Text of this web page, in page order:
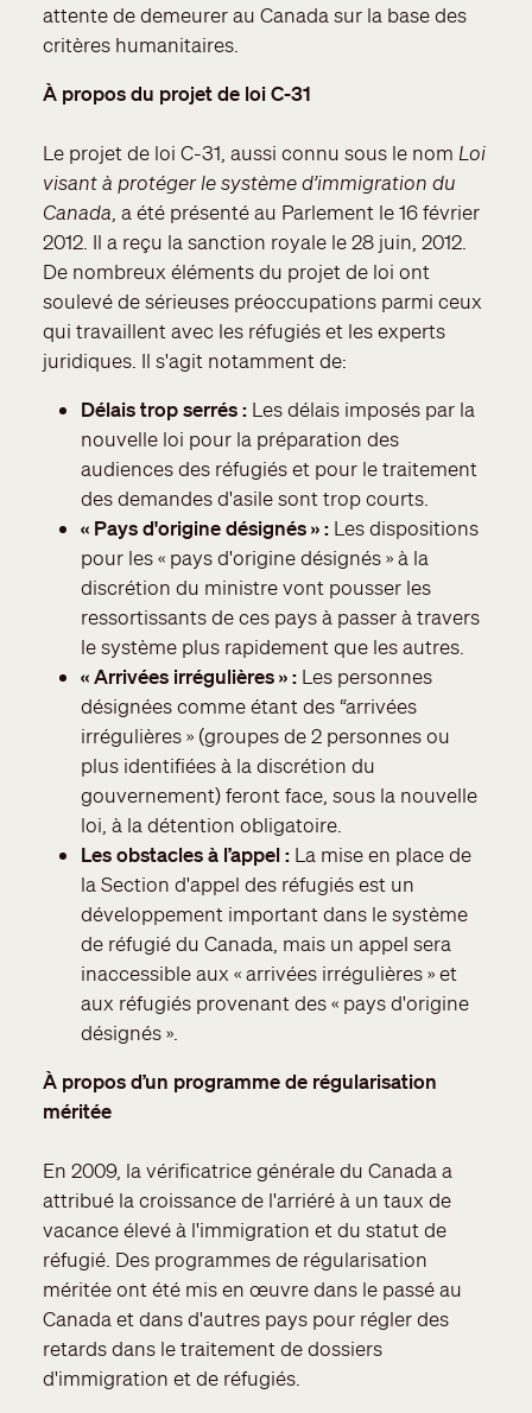
attente de demeurer au Canada sur la base des
critères humanitaires.
À propos du projet de loi C-31
Le projet de loi C-31, aussi connu sous le nom Loi
visant à protéger le système d’immigration du
Canada, a été présenté au Parlement le 16 février
2012. Il a reçu la sanction royale le 28 juin, 2012.
De nombreux éléments du projet de loi ont
soulevé de sérieuses préoccupations parmi ceux
qui travaillent avec les réfugiés et les experts
juridiques. Il s'agit notamment de:
Délais trop serrés : Les délais imposés par la
nouvelle loi pour la préparation des
audiences des réfugiés et pour le traitement
des demandes d'asile sont trop courts.
« Pays d'origine désignés » : Les dispositions
pour les « pays d'origine désignés » à la
discrétion du ministre vont pousser les
ressortissants de ces pays à passer à travers
le système plus rapidement que les autres.
« Arrivées irrégulières » : Les personnes
désignées comme étant des “arrivées
irrégulières » (groupes de 2 personnes ou
plus identifiées à la discrétion du
gouvernement) feront face, sous la nouvelle
loi, à la détention obligatoire.
Les obstacles à l’appel : La mise en place de
la Section d'appel des réfugiés est un
développement important dans le système
de réfugié du Canada, mais un appel sera
inaccessible aux « arrivées irrégulières » et
aux réfugiés provenant des « pays d'origine
désignés ».
À propos d’un programme de régularisation
méritée
En 2009, la vérificatrice générale du Canada a
attribué la croissance de l'arriéré à un taux de
vacance élevé à l'immigration et du statut de
réfugié. Des programmes de régularisation
méritée ont été mis en œuvre dans le passé au
Canada et dans d'autres pays pour régler des
retards dans le traitement de dossiers
d'immigration et de réfugiés.